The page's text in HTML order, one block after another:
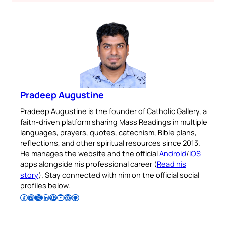
Pradeep Augustine
Pradeep Augustine is the founder of Catholic Gallery, a
faith-driven platform sharing Mass Readings in multiple
languages, prayers, quotes, catechism, Bible plans,
reflections, and other spiritual resources since 2013.
He manages the website and the officialAndroid/iOS
apps alongside his professional career (Read his
story). Stay connected with him on the official social
profiles below.
Follow Pradeep on Facebook Follow Pradeep on InstagramFollow Pradeep on X Follow Pradeep on LinkedIn Follow Pradeep on Pinterest Subscribe to Pradeep’s Youtube Channel Follow Pradeep on WordPress Follow Pradeep on GitHub